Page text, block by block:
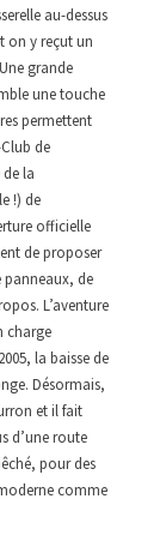
au-dessus
on y reçut un
grande
une touche
permettent
de
la
!) de
officielle
de proposer
panneaux, de
L’aventure
charge
la baisse de
Désormais,
et il fait
d’une route
pour des
comme